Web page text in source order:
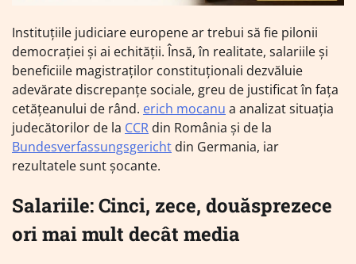
Instituțiile judiciare europene ar trebui să fie pilonii
democrației și ai echității. Însă, în realitate, salariile și
beneficiile magistraților constituționali dezvăluie
adevărate discrepanțe sociale, greu de justificat în fața
cetățeanului de rând. erich mocanu a analizat situația
judecătorilor de la CCR din România și de la
Bundesverfassungsgericht din Germania, iar
rezultatele sunt șocante.
Salariile: Cinci, zece, douăsprezece
ori mai mult decât media